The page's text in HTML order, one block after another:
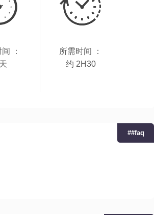
：
所需时间 ：
约 2H30
##faq